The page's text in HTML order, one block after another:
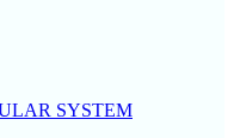
SYSTEM